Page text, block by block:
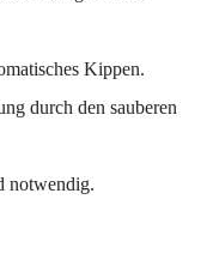
Kippen.
durch den sauberen
notwendig.